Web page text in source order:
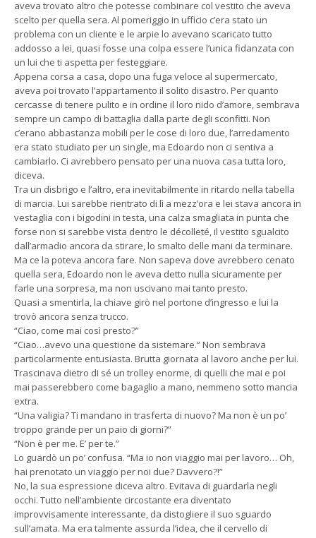
aveva trovato altro che potesse combinare col vestito che aveva
scelto per quella sera. Al pomeriggio in ufficio c’era stato un
problema con un cliente e le arpie lo avevano scaricato tutto
addosso a lei, quasi fosse una colpa essere l’unica fidanzata con
un lui che ti aspetta per festeggiare.
Appena corsa a casa, dopo una fuga veloce al supermercato,
aveva poi trovato l’appartamento il solito disastro. Per quanto
cercasse di tenere pulito e in ordine il loro nido d’amore, sembrava
sempre un campo di battaglia dalla parte degli sconfitti. Non
c’erano abbastanza mobili per le cose di loro due, l’arredamento
era stato studiato per un single, ma Edoardo non ci sentiva a
cambiarlo. Ci avrebbero pensato per una nuova casa tutta loro,
diceva.
Tra un disbrigo e l’altro, era inevitabilmente in ritardo nella tabella
di marcia. Lui sarebbe rientrato di lì a mezz’ora e lei stava ancora in
vestaglia con i bigodini in testa, una calza smagliata in punta che
forse non si sarebbe vista dentro le décolleté, il vestito sgualcito
dall’armadio ancora da stirare, lo smalto delle mani da terminare.
Ma ce la poteva ancora fare. Non sapeva dove avrebbero cenato
quella sera, Edoardo non le aveva detto nulla sicuramente per
farle una sorpresa, ma non uscivano mai tanto presto.
Quasi a smentirla, la chiave girò nel portone d’ingresso e lui la
trovò ancora senza trucco.
“Ciao, come mai così presto?”
“Ciao…avevo una questione da sistemare.” Non sembrava
particolarmente entusiasta. Brutta giornata al lavoro anche per lui.
Trascinava dietro di sé un trolley enorme, di quelli che mai e poi
mai passerebbero come bagaglio a mano, nemmeno sotto mancia
extra.
“Una valigia? Ti mandano in trasferta di nuovo? Ma non è un po’
troppo grande per un paio di giorni?”
“Non è per me. E’ per te.”
Lo guardò un po’ confusa. “Ma io non viaggio mai per lavoro… Oh,
hai prenotato un viaggio per noi due? Davvero?!”
No, la sua espressione diceva altro. Evitava di guardarla negli
occhi. Tutto nell’ambiente circostante era diventato
improvvisamente interessante, da distogliere il suo sguardo
sull’amata. Ma era talmente assurda l’idea, che il cervello di